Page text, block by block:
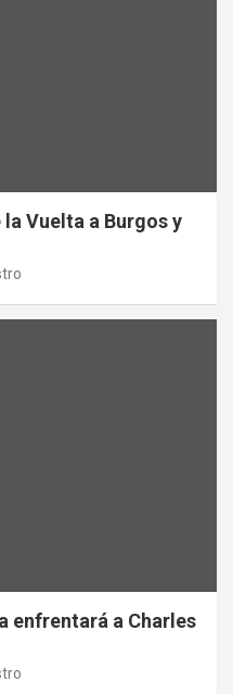
la Vuelta a Burgos y
enfrentará a Charles